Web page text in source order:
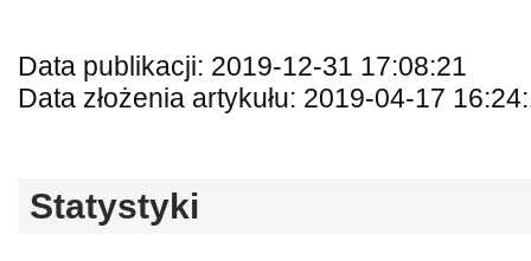
Data publikacji: 2019-12-31 17:08:21
Data złożenia artykułu: 2019-04-17
Statystyki